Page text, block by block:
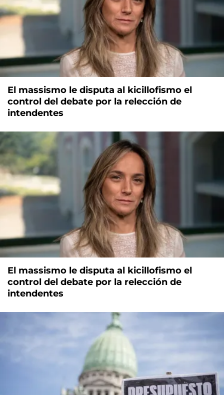
El massismo le disputa al kicillofismo el
control del debate por la relección de
intendentes
El massismo le disputa al kicillofismo el
control del debate por la relección de
intendentes